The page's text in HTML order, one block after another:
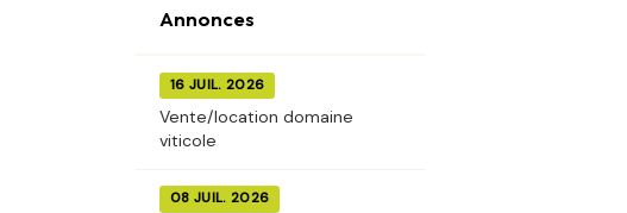
Annonces
16 JUIL. 2026
Vente/location domaine
viticole
08 JUIL. 2026